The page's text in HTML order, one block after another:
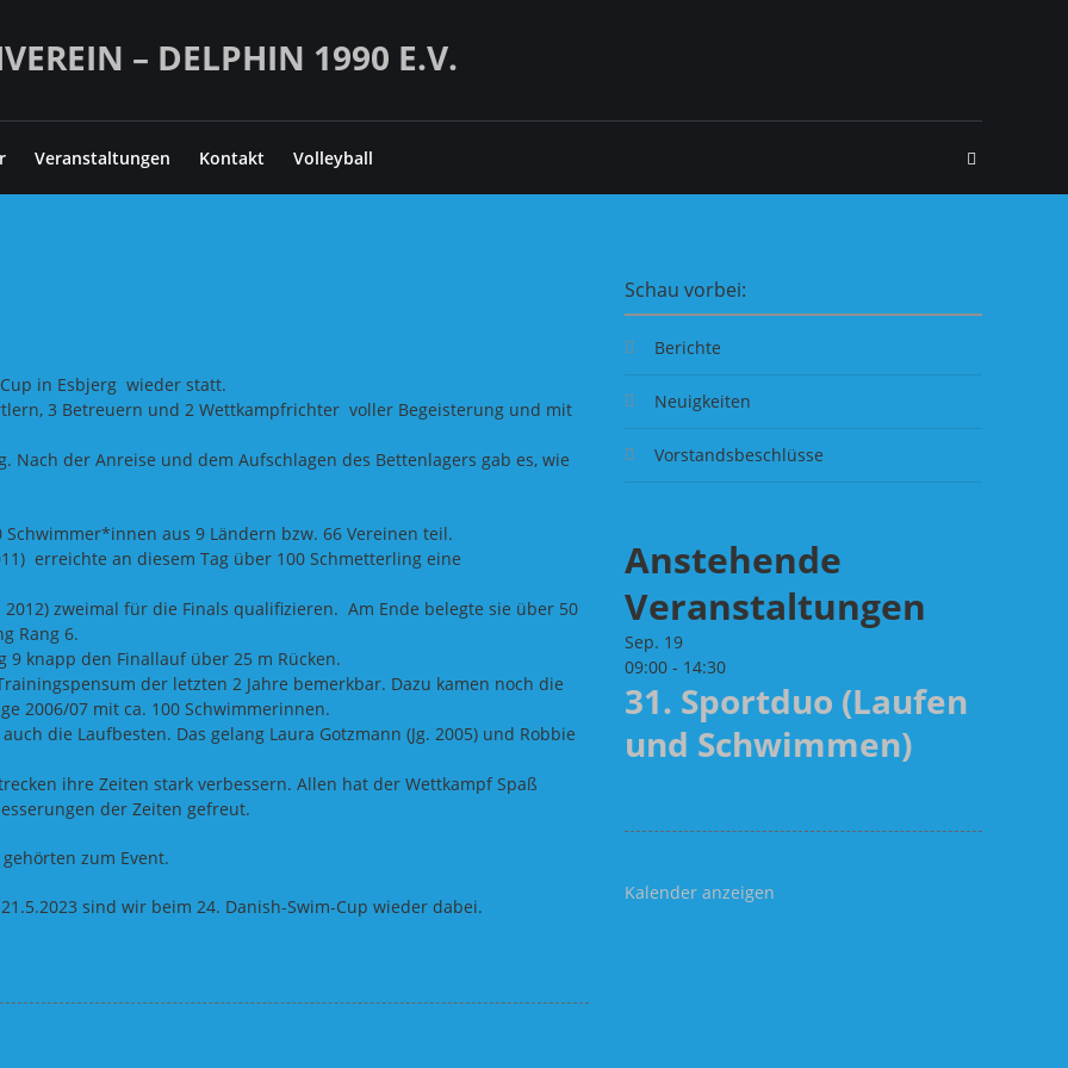
– DELPHIN 1990 E.V.
Veranstaltungen Kontakt Volleyball
in Esbjerg wieder statt.
3 Betreuern und 2 Wettkampfrichter voller Begeisterung und mit
der Anreise und dem Aufschlagen des Bettenlagers gab es, wie
aus 9 Ländern bzw. 66 Vereinen teil.
erreichte an diesem Tag über 100 Schmetterling eine
zweimal für die Finals qualifizieren. Am Ende belegte sie über 50
Rang 6.
9 knapp den Finallauf über 25 m Rücken.
der letzten 2 Jahre bemerkbar. Dazu kamen noch die
2006/07 mit ca. 100 Schwimmerinnen.
die Laufbesten. Das gelang Laura Gotzmann (Jg. 2005) und Robbie
ihre Zeiten stark verbessern. Allen hat der Wettkampf Spaß
der Zeiten gefreut.
zum Event.
sind wir beim 24. Danish-Swim-Cup wieder dabei.
Schau vorbei:
Berichte
Neuigkeiten
Vorstandsbeschlüsse
Anstehende
Veranstaltungen
Sep. 19
09:00 - 14:30
31. Sportduo (Laufen
und Schwimmen)
Kalender anzeigen